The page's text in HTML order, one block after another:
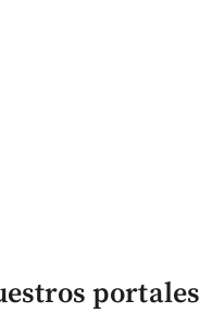
portales